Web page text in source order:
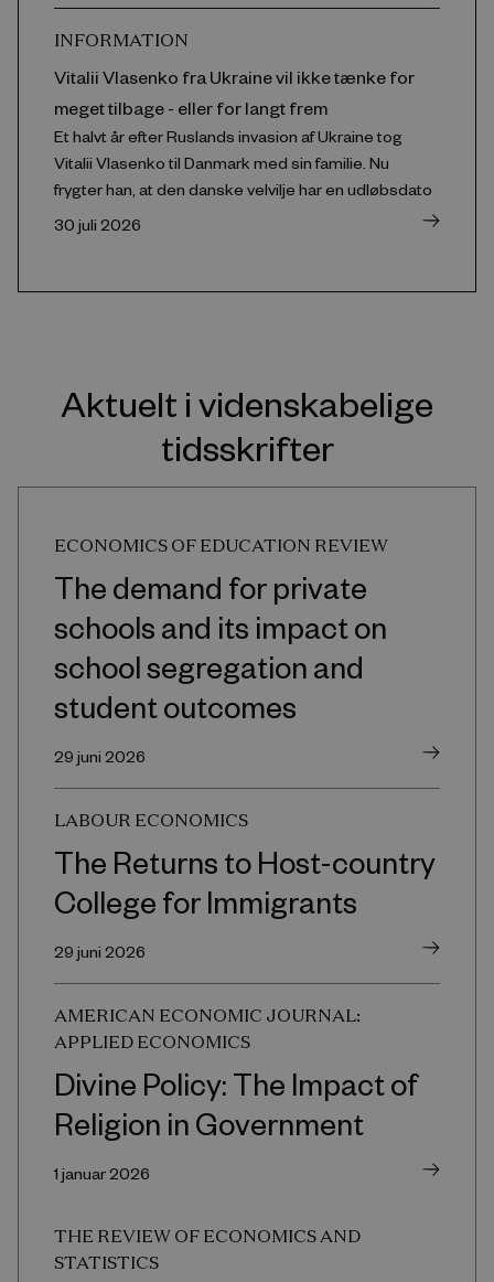
INFORMATION
Vitalii Vlasenko fra Ukraine vil ikke tænke for
meget tilbage - eller for langt frem
Et halvt år efter Ruslands invasion af Ukraine tog
Vitalii Vlasenko til Danmark med sin familie. Nu
frygter han, at den danske velvilje har en udløbsdato
30 juli 2026
Aktuelt i videnskabelige
tidsskrifter
ECONOMICS OF EDUCATION REVIEW
The demand for private
schools and its impact on
school segregation and
student outcomes
29 juni 2026
LABOUR ECONOMICS
The Returns to Host-country
College for Immigrants
29 juni 2026
AMERICAN ECONOMIC JOURNAL:
APPLIED ECONOMICS
Divine Policy: The Impact of
Religion in Government
1 januar 2026
THE REVIEW OF ECONOMICS AND
STATISTICS